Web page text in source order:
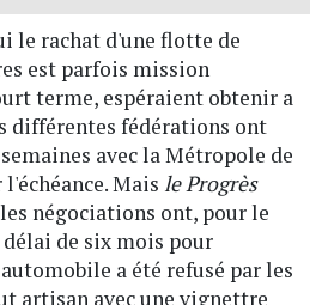
le rachat d'une flotte de
est parfois mission
terme, espéraient obtenir a
différentes fédérations ont
avec la Métropole de
Mais le Progrès
négociations ont, pour le
de six mois pour
a été refusé par les
artisan avec une vignettre